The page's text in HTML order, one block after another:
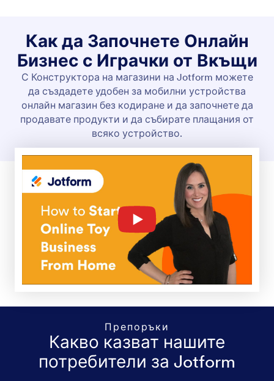
Комплекти за игра
Строителни комплекти
Глина, тесто и пясък
Тебешир, пастели, боя и моливи
Играчки за битка
Гривни
Стикери
Къщички за кукли
Аксесоари
Главоблъсканици
Как да Започнете Онлайн
Бизнес с Играчки от Вкъщи
С Конструктора на магазини на Jotform можете
да създадете удобен за мобилни устройства
онлайн магазин без кодиране и да започнете да
продавате продукти и да събирате плащания от
всяко устройство.
Препоръки
Какво казват нашите
потребители за Jotform